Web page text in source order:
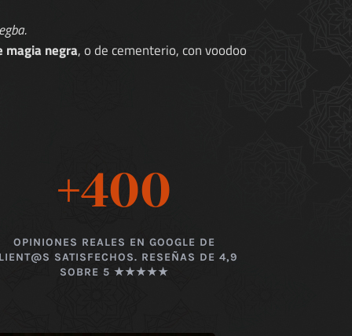
magia negra, o de cementerio, con voodoo
+400
OPINIONES REALES EN GOOGLE DE
SATISFECHOS. RESEÑAS DE 4,9
SOBRE 5 ★★★★★